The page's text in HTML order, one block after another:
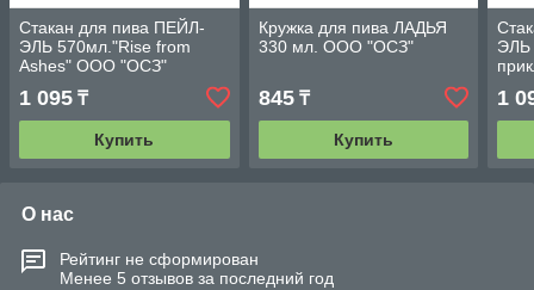
Стакан для пива ПЕЙЛ-
ЭЛЬ 570мл."Rise from
Ashes" ООО "ОСЗ"
1 095 ₸
Купить
Кружка для пива ЛАДЬЯ
330 мл. ООО "ОСЗ"
845₸
Купить
ЭЛЬ
1
О нас
Рейтинг не сформирован
Менее 5 отзывов за последний год